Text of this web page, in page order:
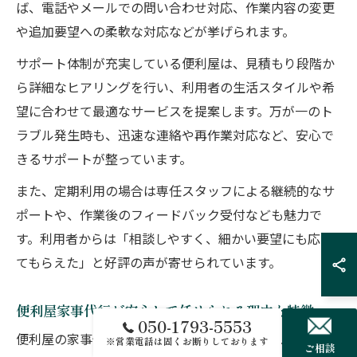
ば、電話やメールでの問い合わせ対応、作業内容の変更
や追加要望への柔軟な対応などが挙げられます。
サポート体制が充実している便利屋は、見積もり段階か
ら詳細なヒアリングを行い、利用者の生活スタイルや希
望に合わせて最適なサービスを提案します。万が一のト
ラブル発生時も、迅速な連絡や再作業対応など、安心で
きるサポートが整っています。
また、定期利用の場合は専任スタッフによる継続的なサ
ポートや、作業後のフィードバック受付なども魅力で
す。利用者からは「相談しやすく、細かい要望にも応え
てもらえた」と好評の声が寄せられています。
便利屋家事代行が安心して任せられる理由と特徴
便利屋の家事代行サービスが安心して任せられる理由
050-1793-5553
※営業電話は固くお断りしております ご相談